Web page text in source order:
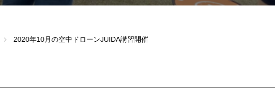
2020年10月の空中ドローンJUIDA講習開催